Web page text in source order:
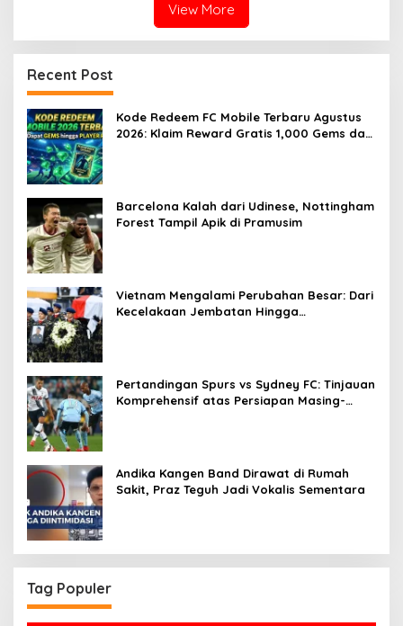
View More
Recent Post
Kode Redeem FC Mobile Terbaru Agustus
2026: Klaim Reward Gratis 1,000 Gems dan
Barcelona Kalah dari Udinese, Nottingham
Forest Tampil Apik di Pramusim
Vietnam Mengalami Perubahan Besar: Dari
Kecelakaan Jembatan Hingga
Pertandingan Spurs vs Sydney FC: Tinjauan
Komprehensif atas Persiapan Masing-
Andika Kangen Band Dirawat di Rumah
Sakit, Praz Teguh Jadi Vokalis Sementara
Tag Populer